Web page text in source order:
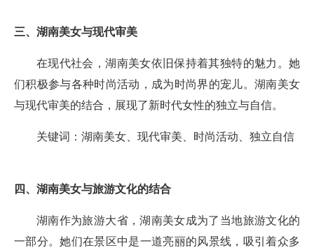
三、湖南美女与现代审美
在现代社会，湖南美女依旧保持着其独特的魅力。她
们积极参与各种时尚活动，成为时尚界的宠儿。湖南美女
与现代审美的结合，展现了新时代女性的独立与自信。
关键词：湖南美女、现代审美、时尚活动、独立自信
四、湖南美女与旅游文化的结合
湖南作为旅游大省，湖南美女成为了当地旅游文化的
一部分。她们在景区中是一道亮丽的风景线，吸引着众多